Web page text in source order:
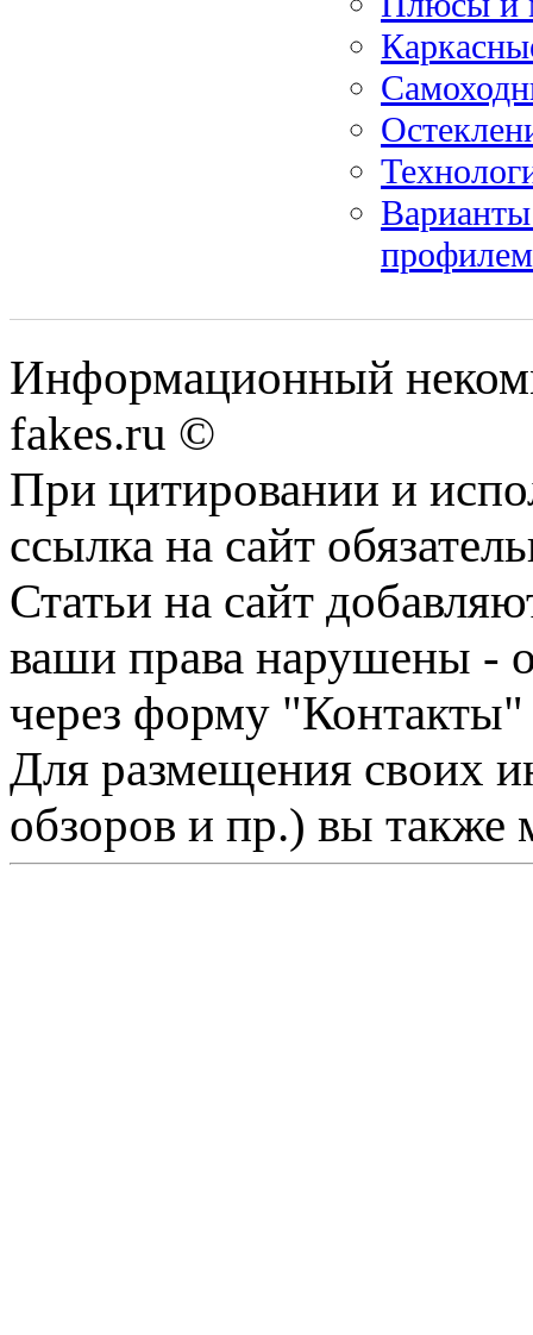
профилем
Информационный
fakes.ru ©
При цитировании и
ссылка на сайт
Статьи на сайт
ваши права нарушены -
через форму "Контакты"
Для размещения своих
обзоров и пр.) вы также